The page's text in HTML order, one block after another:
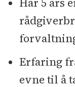
Erfaring
evne til å